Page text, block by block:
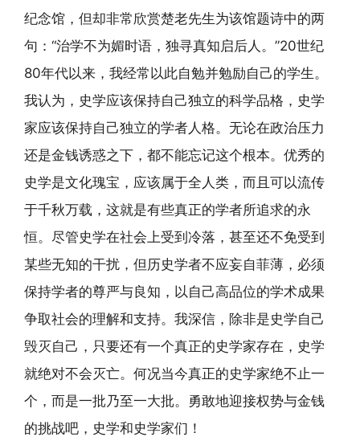
纪念馆，但却非常欣赏楚老先生为该馆题诗中的两
句：“治学不为媚时语，独寻真知启后人。”20世纪
80年代以来，我经常以此自勉并勉励自己的学生。
我认为，史学应该保持自己独立的科学品格，史学
家应该保持自己独立的学者人格。无论在政治压力
还是金钱诱惑之下，都不能忘记这个根本。优秀的
史学是文化瑰宝，应该属于全人类，而且可以流传
于千秋万载，这就是有些真正的学者所追求的永
恒。尽管史学在社会上受到冷落，甚至还不免受到
某些无知的干扰，但历史学者不应妄自菲薄，必须
保持学者的尊严与良知，以自己高品位的学术成果
争取社会的理解和支持。我深信，除非是史学自己
毁灭自己，只要还有一个真正的史学家存在，史学
就绝对不会灭亡。何况当今真正的史学家绝不止一
个，而是一批乃至一大批。勇敢地迎接权势与金钱
的挑战吧，史学和史学家们！